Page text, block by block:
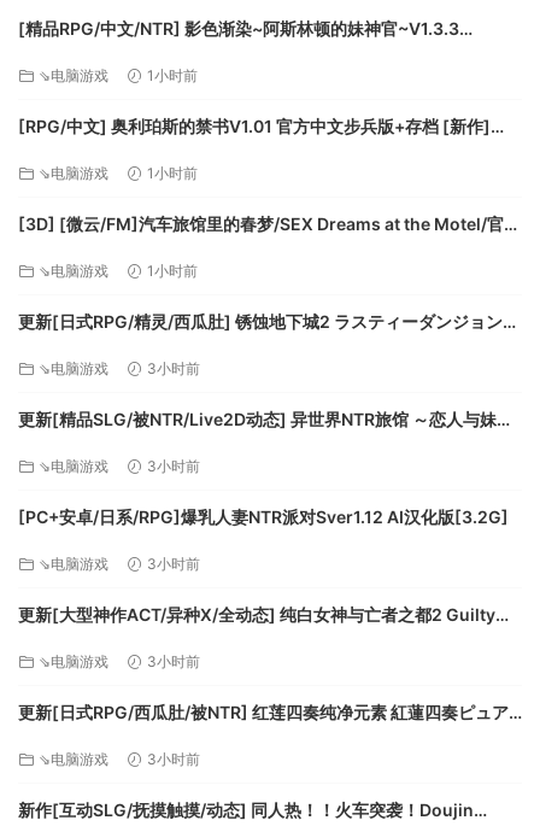
[精品RPG/中文/NTR] 影色渐染~阿斯林顿的妹神官~V1.3.3
[FM/7.5G/百度]
⇘电脑游戏 1小时前
[RPG/中文] 奥利珀斯的禁书V1.01 官方中文步兵版+存档 [新作]
⇘电脑游戏 1小时前
[3D] [微云/FM]汽车旅馆里的春梦/SEX Dreams at the Motel/官中
⇘电脑游戏 1小时前
更新[日式RPG/精灵/西瓜肚] 锈蚀地下城2 ラスティーダンジョン2
⇘电脑游戏 3小时前
更新[精品SLG/被NTR/Live2D动态] 异世界NTR旅馆 ～恋人与妹妹
⇘电脑游戏 3小时前
[PC+安卓/日系/RPG]爆乳人妻NTR派对Sver1.12 AI汉化版[3.2G]
⇘电脑游戏 3小时前
更新[大型神作ACT/异种X/全动态] 纯白女神与亡者之都2 Guilty
⇘电脑游戏 3小时前
更新[日式RPG/西瓜肚/被NTR] 红莲四奏纯净元素 紅蓮四奏ピュア
⇘电脑游戏 3小时前
新作[互动SLG/抚摸触摸/动态] 同人热！！火车突袭！Doujin